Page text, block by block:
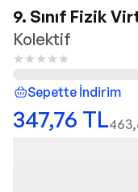
9. Sınıf Fizik
Kolektif
Sepette İndirim
347,76 TL